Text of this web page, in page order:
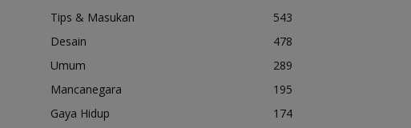
Tips & Masukan
543
Desain
478
Umum
289
Mancanegara
195
Gaya Hidup
174